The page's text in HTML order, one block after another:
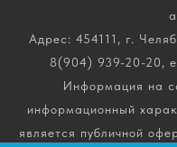
Адрес: 454111, г.
8(904) 939-20-20,
Информация на
информационный
является публичной